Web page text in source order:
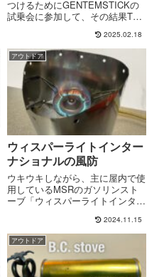
つけるためにGENTEMSTICKの
試乗会に参加して、その結果THE
のCHOPSTICKSを今シーズン導
入したわけですが。スプリットボ
ードを除くと、普通のソリッド...
2025.02.18
アウトドア
ウィスパーライトインター
ナショナルの風防
ウキウキしながら、主に屋内で使
用しているMSRのガソリンスト
ーブ「ウィスパーライトインター
オリジナル風防がちょっとかさば
るという問題があります。ウィス
パーライトインターナショナル付
属の風防かさばると言っても、
底...
2024.11.15
アウトドア